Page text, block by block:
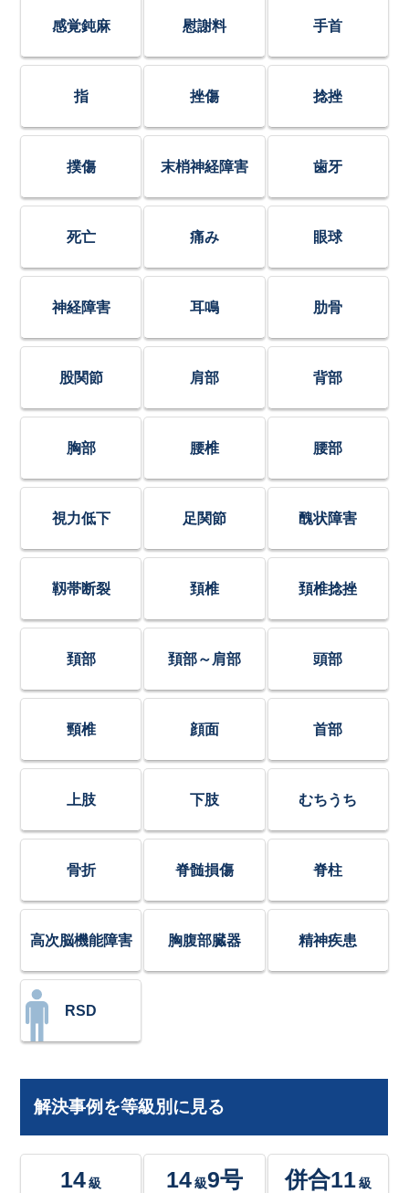
感覚鈍麻 慰謝料 手首
指 挫傷 捻挫
撲傷 末梢神経障害 歯牙
死亡 痛み 眼球
神経障害 耳鳴 肋骨
股関節 肩部 背部
胸部 腰椎 腰部
視力低下 足関節 醜状障害
靱帯断裂 頚椎 頚椎捻挫
頚部 頚部～肩部 頭部
頸椎 顔面 首部
上肢 下肢 むちうち
骨折 脊髄損傷 脊柱
高次脳機能障害 胸腹部臓器 精神疾患
RSD
解決事例を等級別に見る
14 級 14級9号 併合11 級